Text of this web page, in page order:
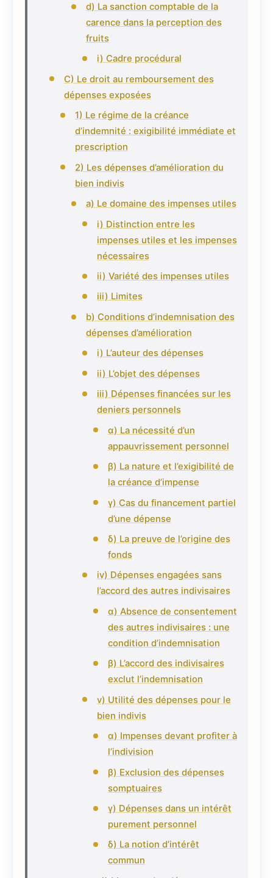
d) La sanction comptable de la
carence dans la perception des
fruits
i) Cadre procédural
C) Le droit au remboursement des
dépenses exposées
1) Le régime de la créance
d’indemnité : exigibilité immédiate et
prescription
2) Les dépenses d’amélioration du
bien indivis
a) Le domaine des impenses utiles
i) Distinction entre les
impenses utiles et les impenses
nécessaires
ii) Variété des impenses utiles
iii) Limites
b) Conditions d’indemnisation des
dépenses d’amélioration
i) L’auteur des dépenses
ii) L’objet des dépenses
iii) Dépenses financées sur les
deniers personnels
α) La nécessité d’un
appauvrissement personnel
β) La nature et l’exigibilité de
la créance d’impense
γ) Cas du financement partiel
d’une dépense
δ) La preuve de l’origine des
fonds
iv) Dépenses engagées sans
l’accord des autres indivisaires
α) Absence de consentement
des autres indivisaires : une
condition d’indemnisation
β) L’accord des indivisaires
exclut l’indemnisation
v) Utilité des dépenses pour le
bien indivis
α) Impenses devant profiter à
l’indivision
β) Exclusion des dépenses
somptuaires
γ) Dépenses dans un intérêt
purement personnel
δ) La notion d’intérêt
commun